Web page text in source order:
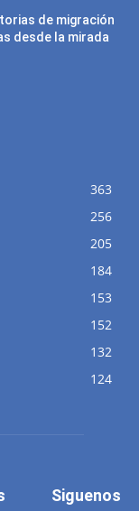
de migración
desde la mirada
363
256
205
184
153
152
132
124
Siguenos